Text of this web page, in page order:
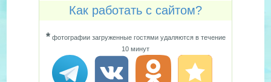
Как работать с сайтом?
*фотографии загруженные гостями удаляются в течение
10 минут